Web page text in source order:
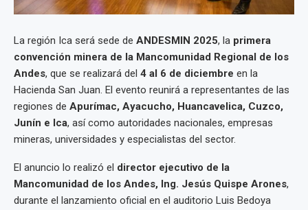
La región Ica será sede de ANDESMIN 2025, la primera
convención minera de la Mancomunidad Regional de los
Andes, que se realizará del 4 al 6 de diciembre en la
Hacienda San Juan. El evento reunirá a representantes de las
regiones de Apurímac, Ayacucho, Huancavelica, Cuzco,
Junín e Ica, así como autoridades nacionales, empresas
mineras, universidades y especialistas del sector.
El anuncio lo realizó el director ejecutivo de la
Mancomunidad de los Andes, Ing. Jesús Quispe Arones,
durante el lanzamiento oficial en el auditorio Luis Bedoya